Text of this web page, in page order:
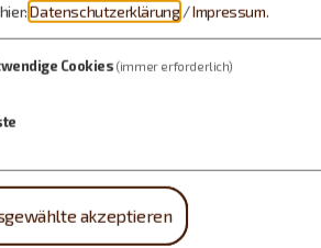
Berching
Datenschutzerklärung /Impressum.
Cookies (immer erforderlich)
akzeptieren